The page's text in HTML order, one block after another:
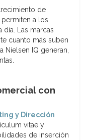
de
a los
Las marcas
cuanto más suben
Nielsen IQ generan,
con
y Dirección
vitae y
de inserción